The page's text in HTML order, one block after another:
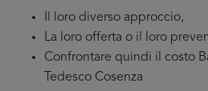
Il loro diverso approccio,
La loro offerta o il loro
Confrontare quindi il costo
Tedesco Cosenza